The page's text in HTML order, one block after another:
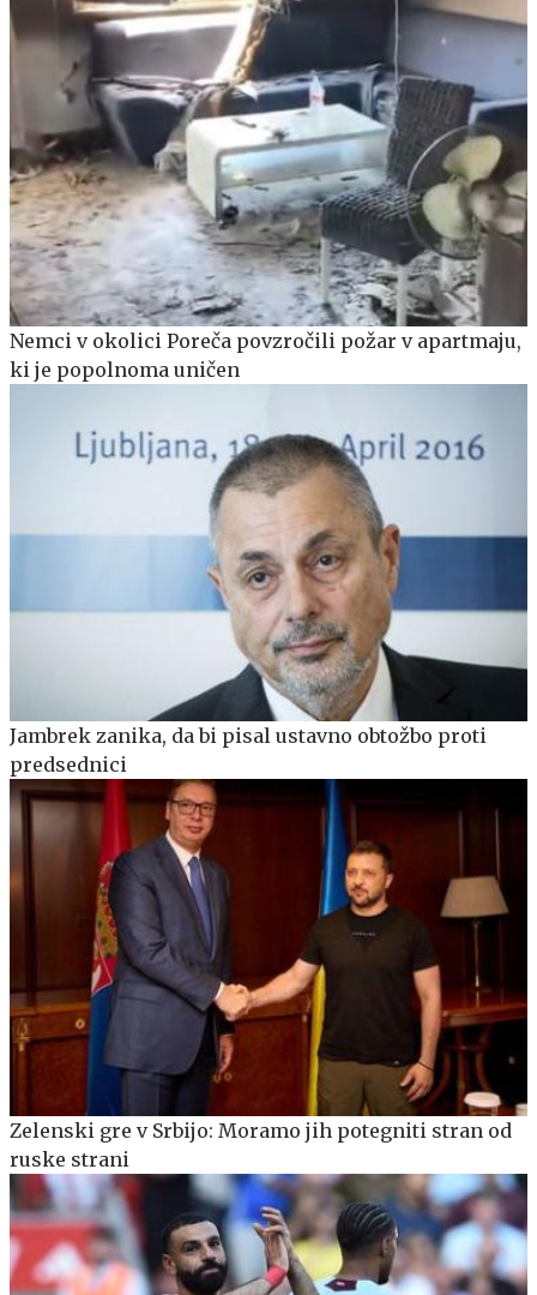
Nemci v okolici Poreča povzročili požar v apartmaju,
ki je popolnoma uničen
Jambrek zanika, da bi pisal ustavno obtožbo proti
predsednici
Zelenski gre v Srbijo: Moramo jih potegniti stran od
ruske strani